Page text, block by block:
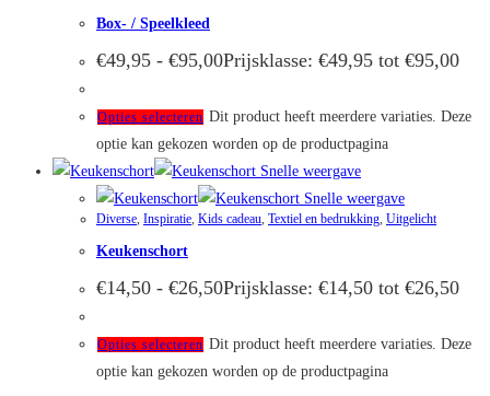
Box- / Speelkleed
€49,95 - €95,00Prijsklasse: €49,95 tot €95,00
Opties selecteren Dit product heeft meerdere variaties. Deze
optie kan gekozen worden op de productpagina
Snelle weergave
Snelle weergave
Diverse, Inspiratie, Kids cadeau, Textiel en bedrukking, Uitgelicht
Keukenschort
€14,50 - €26,50Prijsklasse: €14,50 tot €26,50
Opties selecteren Dit product heeft meerdere variaties. Deze
optie kan gekozen worden op de productpagina